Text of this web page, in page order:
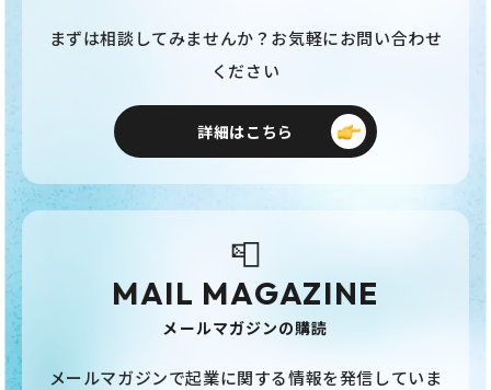
まずは相談してみませんか？お気軽にお問い合わせ
ください
詳細はこちら
📮
MAIL MAGAZINE
メールマガジンの購読
メールマガジンで起業に関する情報を発信していま